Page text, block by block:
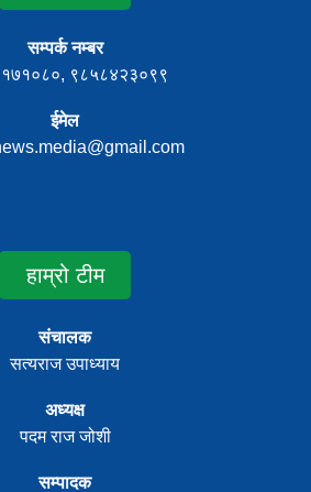
सम्पर्क नम्बर
९८५८४२३०९९
ईमेल
हाम्रो टीम
संचालक
सत्यराज उपाध्याय
अध्यक्ष
पदम राज जोशी
सम्पादक